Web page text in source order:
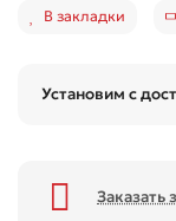
В закладки
Установим с
Заказать